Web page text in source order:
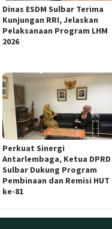
Dinas ESDM Sulbar Terima
Kunjungan RRI, Jelaskan
Pelaksanaan Program LHM
2026
Perkuat Sinergi
Antarlembaga, Ketua DPRD
Sulbar Dukung Program
Pembinaan dan Remisi HUT
ke-81